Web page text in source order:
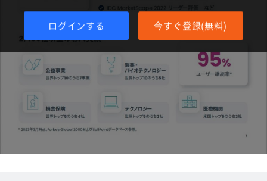
ログインする 今すぐ登録(無料)